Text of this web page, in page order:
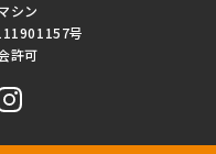
シン
号
許可